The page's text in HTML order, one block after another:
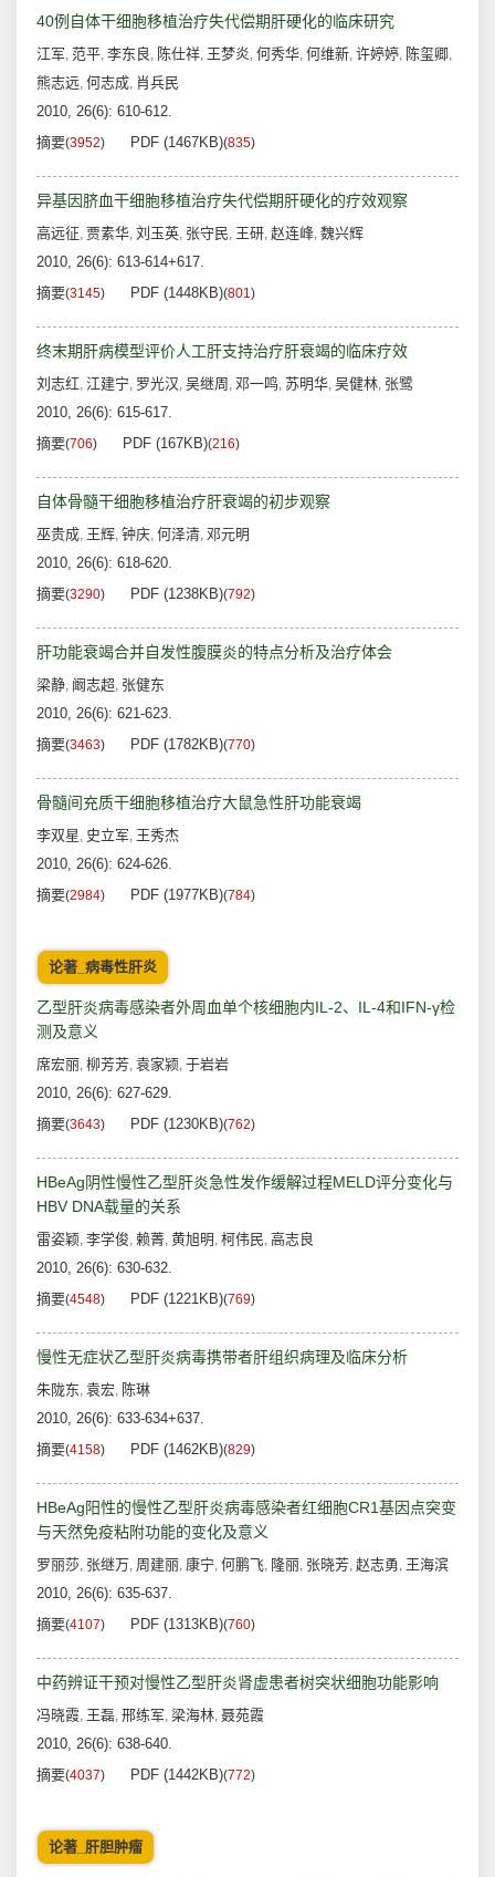
40例自体干细胞移植治疗失代偿期肝硬化的临床研究
江军, 范平, 李东良, 陈仕祥, 王梦炎, 何秀华, 何维新, 许婷婷, 陈玺卿,
熊志远, 何志成, 肖兵民
2010, 26(6): 610-612.
摘要(3952) PDF (1467KB)(835)
异基因脐血干细胞移植治疗失代偿期肝硬化的疗效观察
高远征, 贾素华, 刘玉英, 张守民, 王研, 赵连峰, 魏兴辉
2010, 26(6): 613-614+617.
摘要(3145) PDF (1448KB)(801)
终末期肝病模型评价人工肝支持治疗肝衰竭的临床疗效
刘志红, 江建宁, 罗光汉, 吴继周 , 邓一鸣, 苏明华, 吴健林, 张鹭
2010, 26(6): 615-617.
摘要(706) PDF (167KB)(216)
自体骨髓干细胞移植治疗肝衰竭的初步观察
巫贵成, 王辉, 钟庆, 何泽清, 邓元明
2010, 26(6): 618-620.
摘要(3290) PDF (1238KB)(792)
肝功能衰竭合并自发性腹膜炎的特点分析及治疗体会
梁静, 阚志超, 张健东
2010, 26(6): 621-623.
摘要(3463) PDF (1782KB)(770)
骨髓间充质干细胞移植治疗大鼠急性肝功能衰竭
李双星, 史立军, 王秀杰
2010, 26(6): 624-626.
摘要(2984) PDF (1977KB)(784)
论著_病毒性肝炎
乙型肝炎病毒感染者外周血单个核细胞内IL-2、IL-4和IFN-γ检
测及意义
席宏丽, 柳芳芳, 袁家颍, 于岩岩
2010, 26(6): 627-629.
摘要(3643) PDF (1230KB)(762)
HBeAg阴性慢性乙型肝炎急性发作缓解过程MELD评分变化与
HBV DNA载量的关系
雷姿颖, 李学俊, 赖菁, 黄旭明 , 柯伟民, 高志良
2010, 26(6): 630-632.
摘要(4548) PDF (1221KB)(769)
慢性无症状乙型肝炎病毒携带者肝组织病理及临床分析
朱陇东, 袁宏, 陈琳
2010, 26(6): 633-634+637.
摘要(4158) PDF (1462KB)(829)
HBeAg阳性的慢性乙型肝炎病毒感染者红细胞CR1基因点突变
与天然免疫粘附功能的变化及意义
罗丽莎, 张继万, 周建丽, 康宁, 何鹏飞, 隆丽, 张晓芳, 赵志勇, 王海滨
2010, 26(6): 635-637.
摘要(4107) PDF (1313KB)(760)
中药辨证干预对慢性乙型肝炎肾虚患者树突状细胞功能影响
冯晓霞, 王磊, 邢练军, 梁海林, 聂苑霞
2010, 26(6): 638-640.
摘要(4037) PDF (1442KB)(772)
论著_肝胆肿瘤